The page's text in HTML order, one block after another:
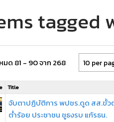
tagged
มด 81 - 90 จาก 268 10 per
Title
จับตาปฏิบัติการ พปชร.ดูด สส.ขั้ว
ต่ำร้อย ประชาชน ชูธงรบ แก้รธน.